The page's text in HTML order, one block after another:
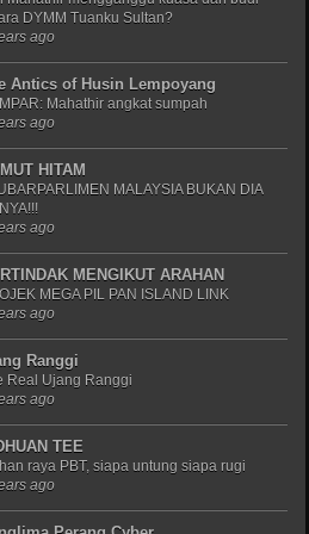
DYMM Tuanku Sultan?
ago
Antics of Husin Lempoyang
Mahathir angkat sumpah
ago
HITAM
MALAYSIA BUKAN DIA
ago
MENGIKUT ARAHAN
MEGA PIL PAN ISLAND LINK
ago
Ranggi
Real Ujang Ranggi
ago
TEE
raya PBT, siapa untung siapa rugi
ago